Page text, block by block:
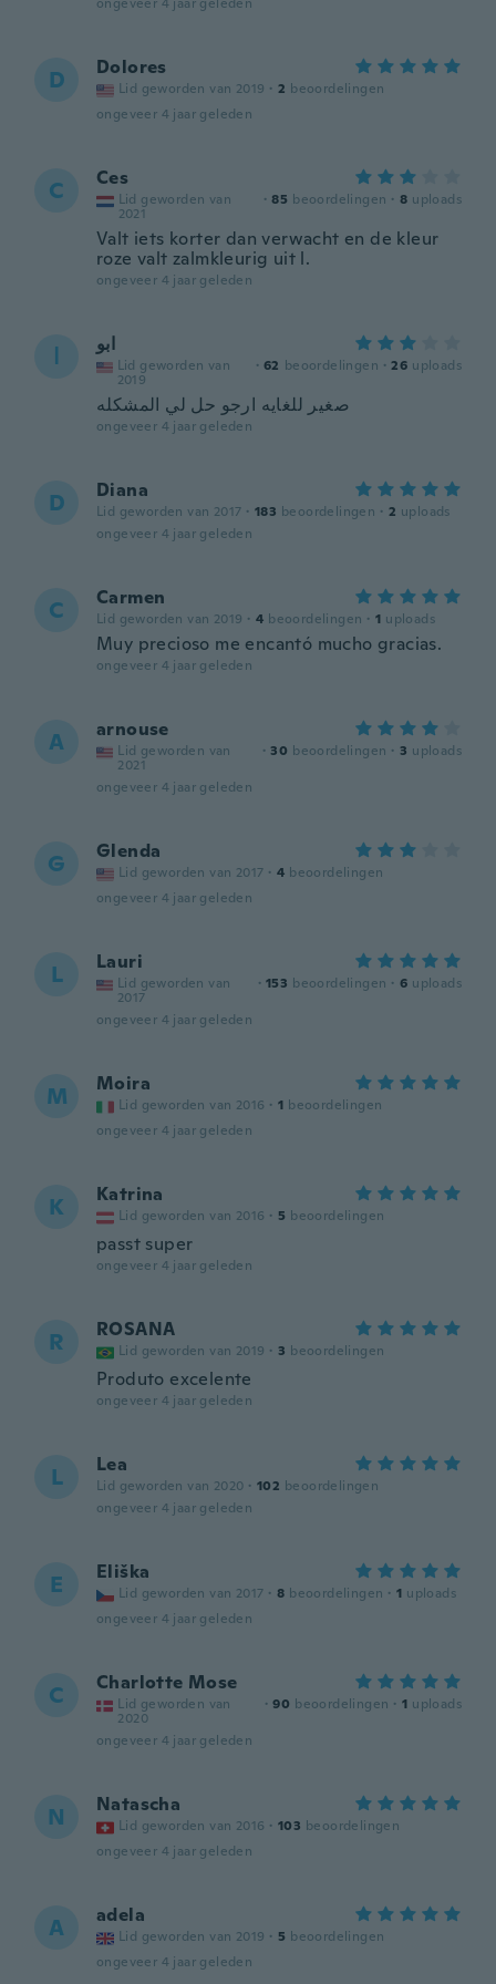
D Dolores
Lid geworden van 2019 · 2 beoordelingen
ongeveer 4 jaar geleden
C Ces
Lid geworden van
2021
· 85 beoordelingen · 8 uploads
Valt iets korter dan verwacht en de kleur
roze valt zalmkleurig uit l.
ongeveer 4 jaar geleden
ا ابو
Lid geworden van
2019
· 62 beoordelingen · 26 uploads
صغير للغايه ارجو حل لي المشكله
ongeveer 4 jaar geleden
D Diana
Lid geworden van 2017 · 183 beoordelingen · 2 uploads
ongeveer 4 jaar geleden
C Carmen
Lid geworden van 2019 · 4 beoordelingen · 1 uploads
Muy precioso me encantó mucho gracias.
ongeveer 4 jaar geleden
A arnouse
Lid geworden van
2021
· 30 beoordelingen · 3 uploads
ongeveer 4 jaar geleden
G Glenda
Lid geworden van 2017 · 4 beoordelingen
ongeveer 4 jaar geleden
L Lauri
Lid geworden van
2017
· 153 beoordelingen · 6 uploads
ongeveer 4 jaar geleden
M Moira
Lid geworden van 2016 · 1 beoordelingen
ongeveer 4 jaar geleden
K Katrina
Lid geworden van 2016 · 5 beoordelingen
passt super
ongeveer 4 jaar geleden
R ROSANA
Lid geworden van 2019 · 3 beoordelingen
Produto excelente
ongeveer 4 jaar geleden
L Lea
Lid geworden van 2020 · 102 beoordelingen
ongeveer 4 jaar geleden
E Eliška
Lid geworden van 2017 · 8 beoordelingen · 1 uploads
ongeveer 4 jaar geleden
C Charlotte Mose
Lid geworden van
2020
· 90 beoordelingen · 1 uploads
ongeveer 4 jaar geleden
N Natascha
Lid geworden van 2016 · 103 beoordelingen
ongeveer 4 jaar geleden
A adela
Lid geworden van 2019 · 5 beoordelingen
ongeveer 4 jaar geleden